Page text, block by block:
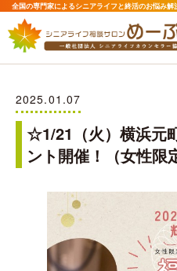
全国の専門家によるシニアライフと終活のお悩み解
2025.01.07
☆1/21（火）横浜元
ント開催！（女性限